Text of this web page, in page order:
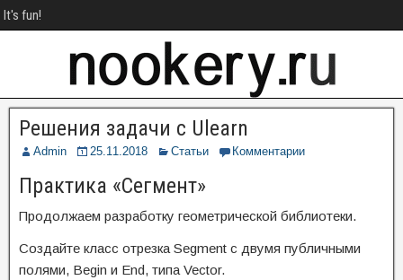
It's fun!
Решения задачи с Ulearn
Admin 25.11.2018 Статьи Комментарии
Практика «Сегмент»
Продолжаем разработку геометрической библиотеки.
Создайте класс отрезка Segment с двумя публичными
полями, Begin и End, типа Vector.